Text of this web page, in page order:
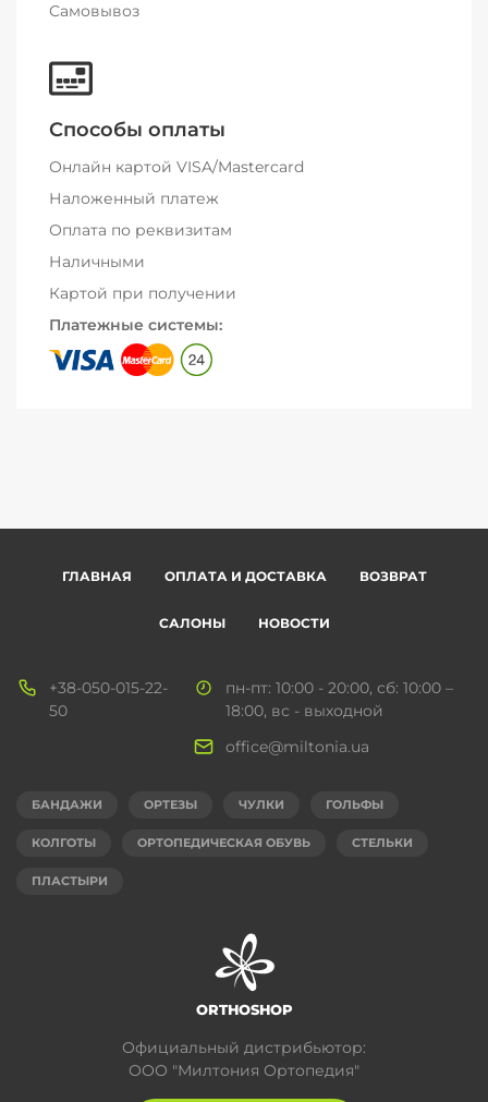
Самовывоз
Способы оплаты
Онлайн картой VISA/Mastercard
Наложенный платеж
Оплата по реквизитам
Наличными
Картой при получении
Платежные системы:
ORTHOSHOP
Официальный дистрибьютор:
ООО "Милтония Ортопедия"
пн-пт: 10:00 - 20:00, сб: 10:00 –
18:00, вс - выходной
+38-050-015-22-
50
office@miltonia.ua
БАНДАЖИ ОРТЕЗЫ ЧУЛКИ ГОЛЬФЫ
КОЛГОТЫ ОРТОПЕДИЧЕСКАЯ ОБУВЬ СТЕЛЬКИ
ПЛАСТЫРИ
ГЛАВНАЯ ОПЛАТА И ДОСТАВКА ВОЗВРАТ
САЛОНЫ НОВОСТИ